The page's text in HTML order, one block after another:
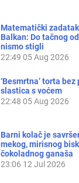
Matematički
Balkan: Do tačnog
nismo stigli
22:49 05 Aug 2026
‘Besmrtna’ torta
slastica s voćem
22:48 05 Aug 2026
Barni kolač je
mekog, mirisnog
čokoladnog ganaša
23:06 12 Jul 2026